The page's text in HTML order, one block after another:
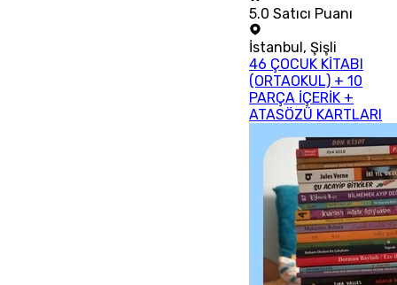
5.0 Satıcı Puanı
İstanbul,Şişli
46 ÇOCUK KİTABI
(ORTAOKUL) + 10
PARÇA İÇERİK +
ATASÖZÜ KARTLARI